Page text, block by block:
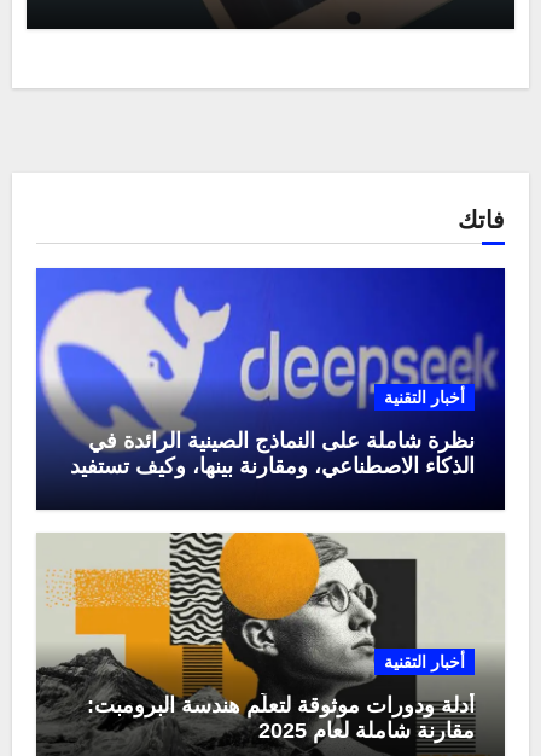
فاتك
أخبار التقنية
نظرة شاملة على النماذج الصينية الرائدة في
الذكاء الاصطناعي، ومقارنة بينها، وكيف تستفيد
أخبار التقنية
أدلة ودورات موثوقة لتعلّم هندسة البرومبت:
مقارنة شاملة لعام 2025